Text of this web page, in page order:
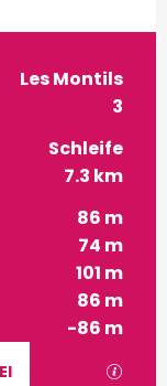
Les Montils
3
Schleife
7.3 km
86 m
74 m
101 m
86 m
-86 m
Mit